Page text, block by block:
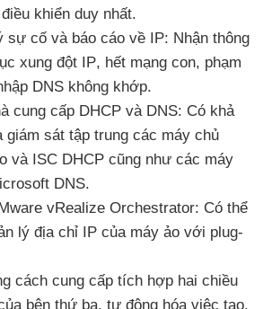
khiển duy nhất.
sự cố và báo cáo về IP: Nhận thông
xung đột IP, hết mạng con, phạm
DNS không khớp.
cung cấp DHCP và DNS: Có khả
giám sát tập trung các máy chủ
và ISC DHCP cũng như các máy
DNS.
vRealize Orchestrator: Có thể
lý địa chỉ IP của máy ảo với plug-
cách cung cấp tích hợp hai chiều
bên thứ ba, tự động hóa việc tạo,